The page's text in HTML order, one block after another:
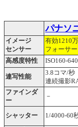
パナソ
イメージ
センサー
有効1210
フォーサ
高感度特性
ISO160-
連写性能
3.8コマ/秒
連続撮影
ファインダ
ー
－
シャッター 1/4000-60